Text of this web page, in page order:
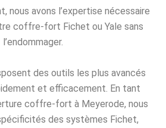
nous avons l’expertise nécessaire
coffre-fort Fichet ou Yale sans
l’endommager.
des outils les plus avancés
et efficacement. En tant
coffre-fort à Meyerode, nous
des systèmes Fichet,